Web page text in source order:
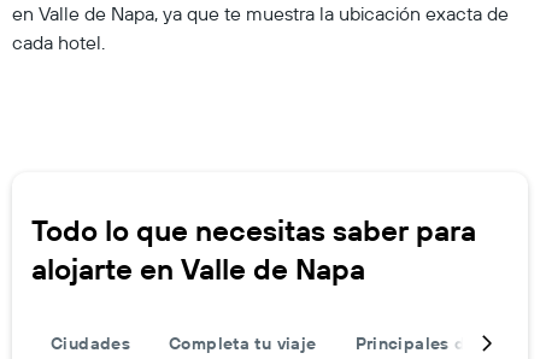
en Valle de Napa, ya que te muestra la ubicación exacta de
cada hotel.
Todo lo que necesitas saber para
alojarte en Valle de Napa
Ciudades Completa tu viaje Principales destinos